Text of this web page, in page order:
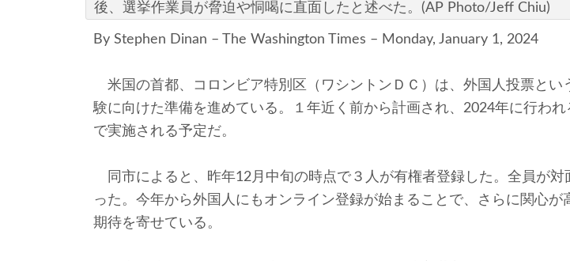
後、選挙作業員が脅迫や恫喝に直面したと述べた。(AP Photo/Jeff Chiu)
By Stephen Dinan – The Washington Times – Monday, January 1, 2024
米国の首都、コロンビア特別区（ワシントンＤＣ）は、外国人投票とい
験に向けた準備を進めている。１年近く前から計画され、2024年に行われ
で実施される予定だ。
同市によると、昨年12月中旬の時点で３人が有権者登録した。全員が対
った。今年から外国人にもオンライン登録が始まることで、さらに関心が
期待を寄せている。